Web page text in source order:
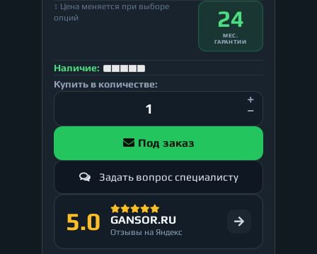
↕ Цена меняется при выборе
опций
24
МЕС.
ГАРАНТИИ
Наличие:
Купить в количестве:
Под заказ
Задать вопрос специалисту
5.0 GANSOR.RU
Отзывы на Яндекс